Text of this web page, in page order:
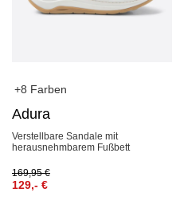
+8 Farben
Adura
Verstellbare Sandale mit
herausnehmbarem Fußbett
169,95€
129,- €